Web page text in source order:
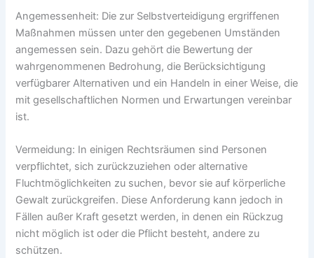
Angemessenheit: Die zur Selbstverteidigung ergriffenen
Maßnahmen müssen unter den gegebenen Umständen
angemessen sein. Dazu gehört die Bewertung der
wahrgenommenen Bedrohung, die Berücksichtigung
verfügbarer Alternativen und ein Handeln in einer Weise, die
mit gesellschaftlichen Normen und Erwartungen vereinbar
ist.
Vermeidung: In einigen Rechtsräumen sind Personen
verpflichtet, sich zurückzuziehen oder alternative
Fluchtmöglichkeiten zu suchen, bevor sie auf körperliche
Gewalt zurückgreifen. Diese Anforderung kann jedoch in
Fällen außer Kraft gesetzt werden, in denen ein Rückzug
nicht möglich ist oder die Pflicht besteht, andere zu
schützen.